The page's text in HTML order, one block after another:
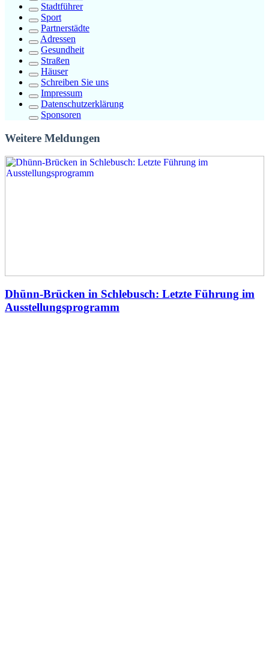
Stadtführer
Sport
Partnerstädte
Adressen
Gesundheit
Straßen
Häuser
Schreiben Sie uns
Impressum
Datenschutzerklärung
Sponsoren
Weitere Meldungen
Dhünn-Brücken in Schlebusch: Letzte Führung im
Ausstellungsprogramm